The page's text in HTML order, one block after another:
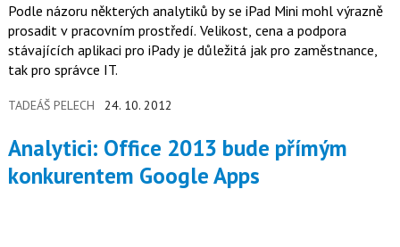
Podle názoru některých analytiků by se iPad Mini mohl výrazně
prosadit v pracovním prostředí. Velikost, cena a podpora
stávajících aplikaci pro iPady je důležitá jak pro zaměstnance,
tak pro správce IT.
TADEÁŠ PELECH 24. 10. 2012
Analytici: Office 2013 bude přímým
konkurentem Google Apps